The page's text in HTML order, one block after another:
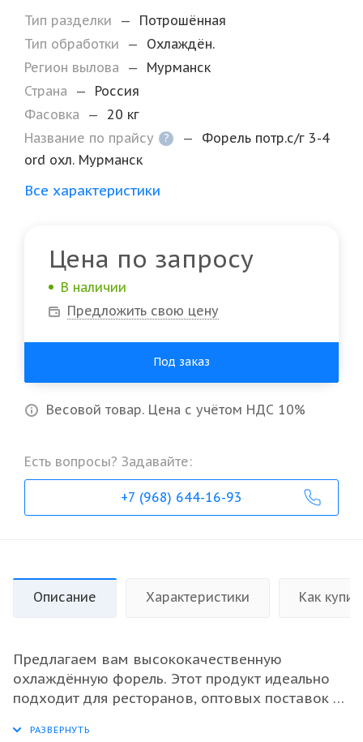
Тип разделки —
Потрошённая
Тип обработки
—
Охлаждён.
Регион вылова
—
Мурманск
Страна
—
Россия
Фасовка
— 20 кг
Название по прайсу
? —
Форель потр.с/г 3-4
ord охл. Мурманск
Все характеристики
Цена по запросу
В наличии
Предложить свою цену
Под заказ
Весовой товар. Цена с учётом НДС 10%
Есть вопросы? Задавайте:
+7 (968) 644-16-93
Описание Характеристики Как
Предлагаем вам высококачественную
охлаждённую форель. Этот продукт идеально
подходит для ресторанов, оптовых поставок и
вкусом и нежной текстурой, что делает её